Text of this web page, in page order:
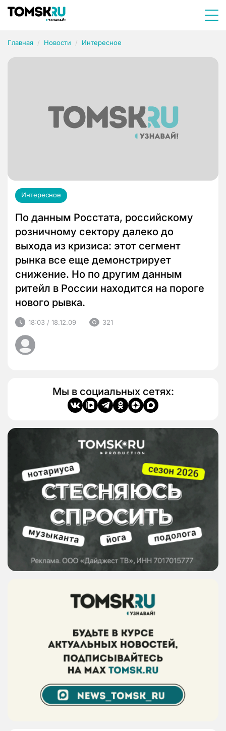
Главная Новости Интересное
Интересное
По данным Росстата, российскому
розничному сектору далеко до
выхода из кризиса: этот сегмент
рынка все еще демонстрирует
снижение. Но по другим данным
ритейл в России находится на пороге
нового рывка.
18:03 / 18.12.09 321
Мы в социальных сетях: